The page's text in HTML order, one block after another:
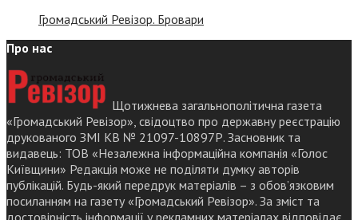
Громадський Ревізор. Бровари
Про нас
Щотижнева загальнополітична газета
«Громадський Ревізор», свідоцтво про державну реєстрацію
друкованого ЗМІ КВ № 21097-10897Р. Засновник та
видавець: ТОВ «Незалежна інформаційна компанія «Голос
Київщини» Редакція може не поділяти думку авторів
публікацій. Будь-який передрук матеріалів – з обов’язковим
посиланням на газету «Громадський Ревізор». За зміст та